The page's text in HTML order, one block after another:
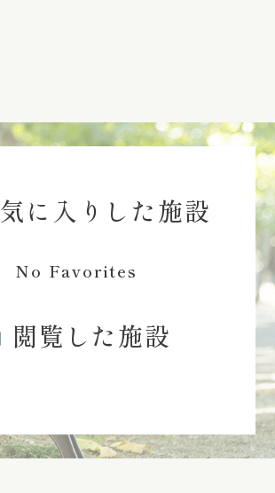
に入りした施設
No Favorites
閲覧した施設